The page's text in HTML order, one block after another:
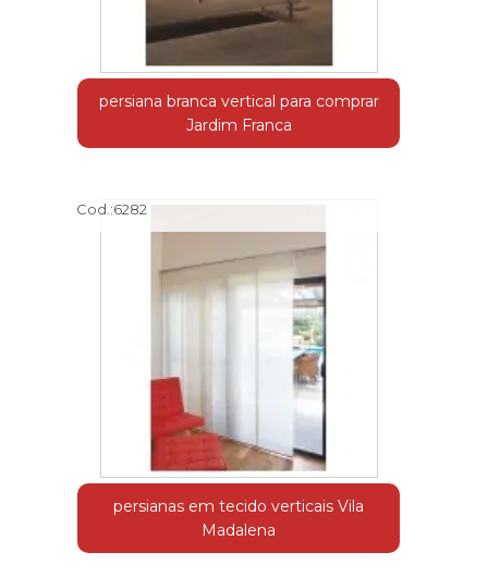
persiana branca vertical para comprar
Jardim Franca
Cod.:6282
persianas em tecido verticais Vila
Madalena